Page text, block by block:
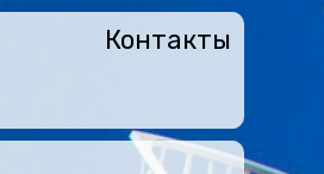
Контакты